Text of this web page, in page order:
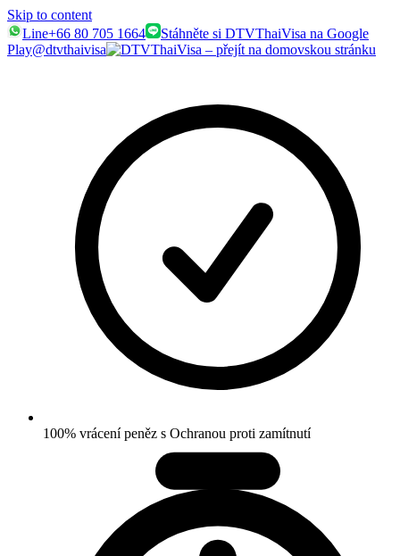
Skip to content
Line+66 80 705 1664
Stáhněte si DTVThaiVisa na Google
Play@dtvthaivisa
100% vrácení peněz s Ochranou proti zamítnutí